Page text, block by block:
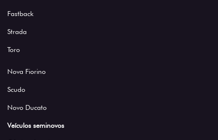
Fastback
Strada
Toro
Nova Fiorino
Scudo
Novo Ducato
Veículos seminovos